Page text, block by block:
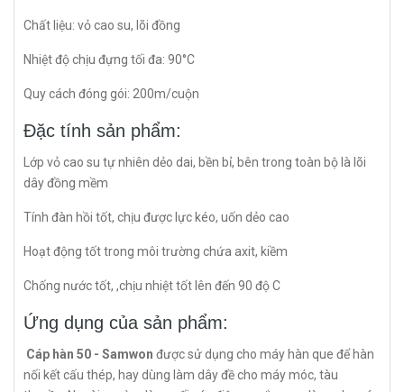
Chất liệu: vỏ cao su, lõi đồng
Nhiệt độ chịu đựng tối đa: 90°C
Quy cách đóng gói: 200m/cuộn
Đặc tính sản phẩm:
Lớp vỏ cao su tự nhiên dẻo dai, bền bỉ, bên trong toàn bộ là lõi
dây đồng mềm
Tính đàn hồi tốt, chịu được lực kéo, uốn dẻo cao
Hoạt động tốt trong môi trường chứa axit, kiềm
Chống nước tốt, ,chịu nhiệt tốt lên đến 90 độ C
Ứng dụng của sản phẩm:
Cáp hàn 50 - Samwon được sử dụng cho máy hàn que để hàn
nối kết cấu thép, hay dùng làm dây đề cho máy móc, tàu